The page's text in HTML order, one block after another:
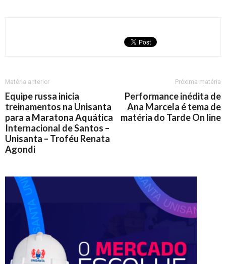
Matéria anterior
Equipe russa inicia
treinamentos na Unisanta
para a Maratona Aquática
Internacional de Santos –
Unisanta – Troféu Renata
Agondi
Próxima matéria
Performance inédita de
Ana Marcela é tema de
matéria do Tarde On line